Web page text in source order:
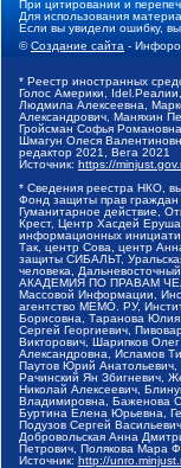
При цитировании и
Для использования
Если вы увидели ошибку,
©Создание сайта -
* Реестр иностранных
Голос Америки,
Людмила Алексеевна,
Александрович, Маняхин
Гройсман Софья
Шмагун Олеся
редактор 2021, Вега 2021
Источник: https://
* Сведения реестра НКО,
Фонд защиты прав
Гуманитарное действие,
Крест, Центр Хасдей
информационных
Так, центр Сова, центр
защиты СИБАЛЬТ,
человека,
АКАДЕМИЯ ПО ПРАВАМ
Массовой Информации,
агентство МЕМО. РУ,
Борисовна, Таранова Юлия
Сергей Георгиевич,
Викторович, Шарипков
Александровна, Исламов
Паутов Юрий Анатольевич,
Рачинский Ян Збигневич,
Николай Алексеевич,
Владимировна, Баженова
Буртина Елена Юрьевна,
Подузов Сергей
Добровольская Анна
Петрович, Полякова Мара
Источник: http://